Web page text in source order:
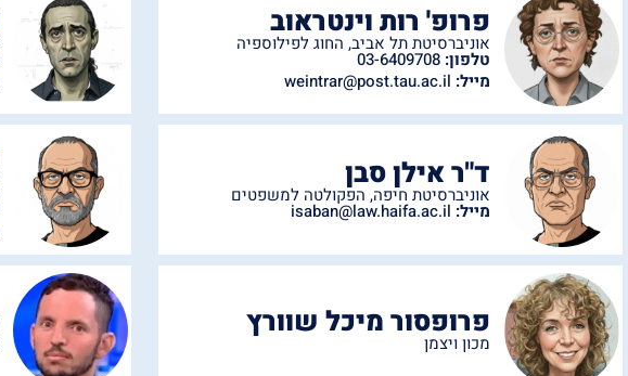
פרופ' רות וינטראוב
אוניברסיטת תל אביב, החוג לפילוספיה
טלפון:
מייל: weintrar@post.tau.ac.il
ד"ר אילן סבן
אוניברסיטת חיפה, הפקולטה למשפטים
מייל: isaban@law.haifa.ac.il
פרופסור מיכל שוורץ
מכון ויצמן